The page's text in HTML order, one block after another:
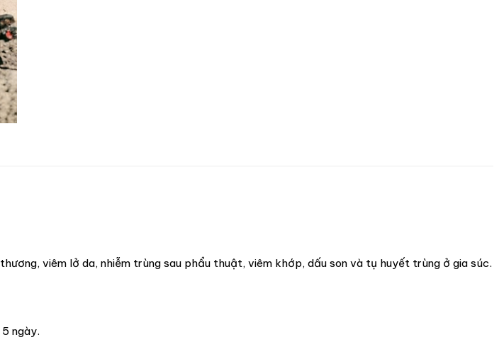
viêm lở da, nhiễm trùng sau phẩu thuật, viêm khớp, dấu son và tụ huyết trùng ở gia súc.
ngày.